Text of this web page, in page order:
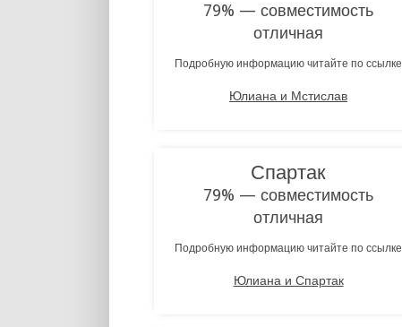
79% — совместимость
отличная
Подробную информацию читайте по ссылке
Юлиана и Мстислав
Спартак
79% — совместимость
отличная
Подробную информацию читайте по ссылке
Юлиана и Спартак